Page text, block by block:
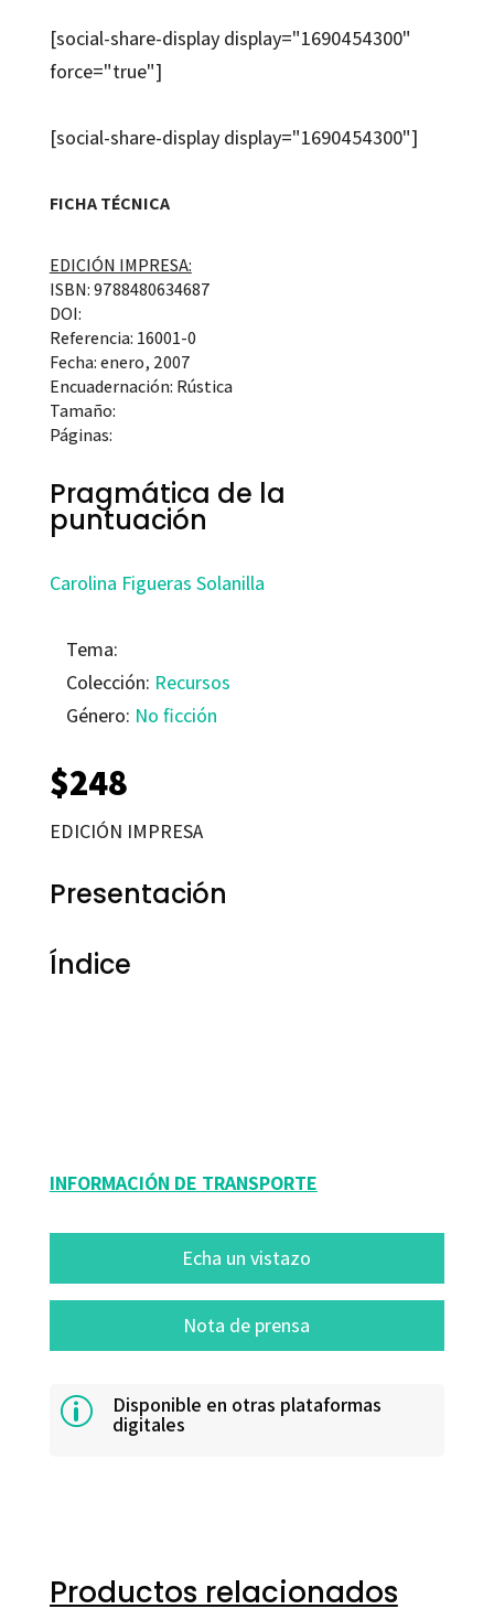
[social-share-display display="1690454300"
force="true"]
[social-share-display display="1690454300"]
FICHA TÉCNICA
EDICIÓN IMPRESA:
ISBN: 9788480634687
DOI:
Referencia: 16001-0
Fecha: enero, 2007
Encuadernación: Rústica
Tamaño:
Páginas:
Pragmática de la
puntuación
Carolina Figueras Solanilla
Tema:
Colección: Recursos
Género: No ficción
$248
EDICIÓN IMPRESA
Presentación
Índice
INFORMACIÓN DE TRANSPORTE
Echa un vistazo
Nota de prensa
p Disponible en otras plataformas
digitales
Productos relacionados